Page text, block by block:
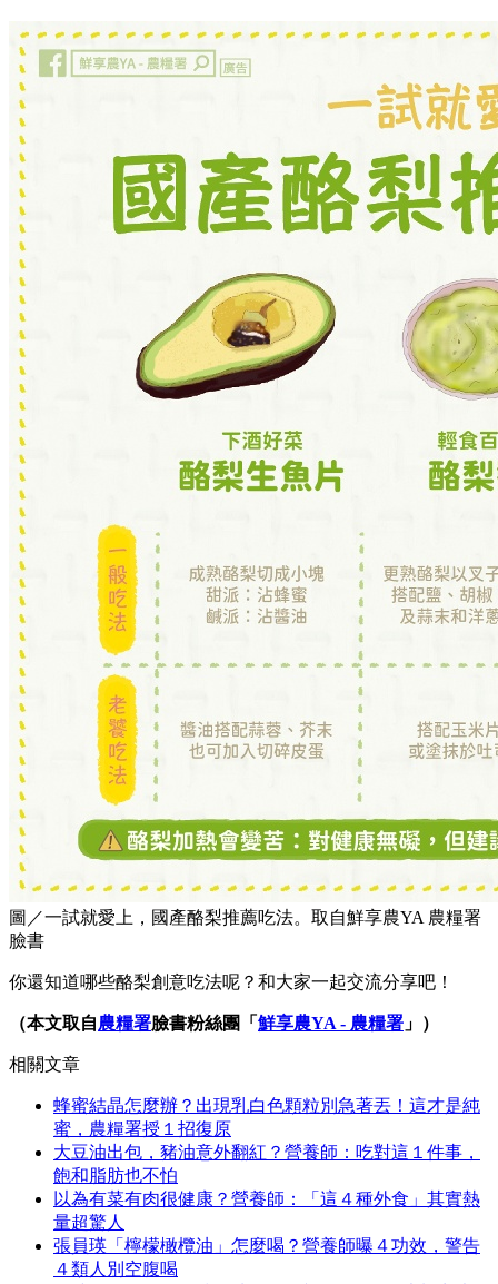
圖／一試就愛上，國產酪梨推薦吃法。取自鮮享農YA 農糧署
臉書
你還知道哪些酪梨創意吃法呢？和大家一起交流分享吧！
（本文取自農糧署臉書粉絲團「 鮮享農YA - 農糧署 」 ）
相關文章
蜂蜜結晶怎麼辦？出現乳白色顆粒別急著丟！這才是純
蜜，農糧署授１招復原
大豆油出包，豬油意外翻紅？營養師：吃對這１件事，
飽和脂肪也不怕
以為有菜有肉很健康？營養師：「這４種外食」其實熱
量超驚人
張員瑛「檸檬橄欖油」怎麼喝？營養師曝４功效，警告
４類人別空腹喝